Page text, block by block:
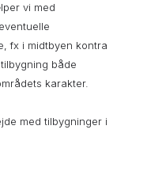
vi med
fx i midtbyen kontra
både
karakter.
med tilbygninger i